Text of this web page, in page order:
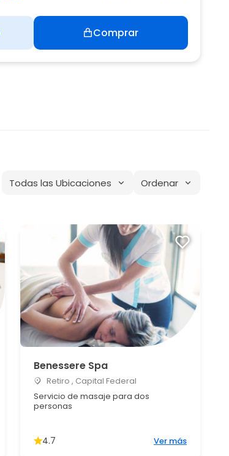
Comprar
Todas las Ubicaciones Ordenar
Benessere Spa
Retiro , Capital Federal
Servicio de masaje para dos
personas
4.7 Ver más